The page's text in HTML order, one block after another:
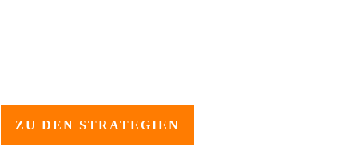
ZU DEN STRATEGIEN